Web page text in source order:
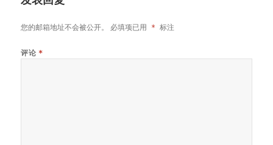
您的邮箱地址不会被公开。 必填项已用 * 标注
评论 *